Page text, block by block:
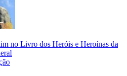
no Livro dos Heróis e Heroínas da